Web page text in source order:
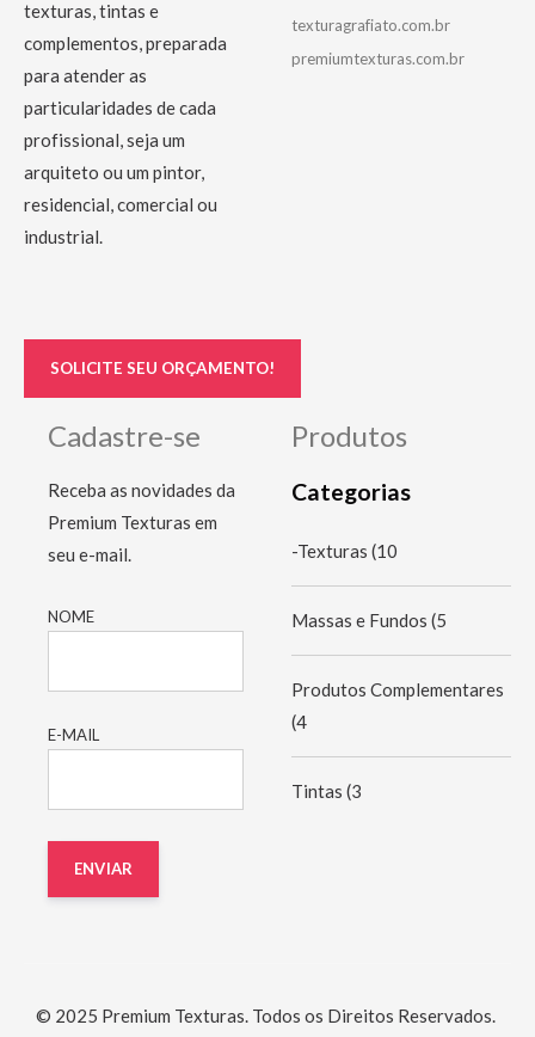
texturas, tintas e
complementos, preparada
para atender as
particularidades de cada
profissional, seja um
arquiteto ou um pintor,
residencial, comercial ou
industrial.
SOLICITE SEU ORÇAMENTO!
texturagrafiato.com.br
premiumtexturas.com.br
Cadastre-se
Receba as novidades da
Premium Texturas em
seu e-mail.
NOME
E-MAIL
Produtos
Categorias
-Texturas (10
Massas e Fundos (5
Produtos Complementares
(4
Tintas (3
© 2025 Premium Texturas. Todos os Direitos Reservados.